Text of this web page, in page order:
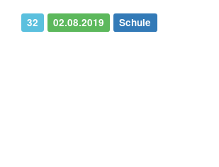
32 02.08.2019 Schule